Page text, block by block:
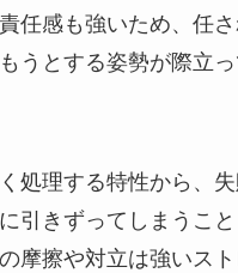
任感も強いため、任
うとする姿勢が際立っ
処理する特性から、失
引きずってしまうこと
摩擦や対立は強いスト